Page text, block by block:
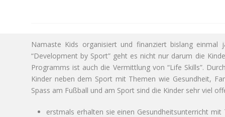
Namaste Kids organisiert und finanziert bislang
“Development by Sport” geht es nicht nur darum die
Programms ist auch die Vermittlung von “Life Skills”.
Kinder neben dem Sport mit Themen wie Gesundheit,
Spass am Fußball und am Sport sind die Kinder sehr viel
erstmals erhalten sie einen Gesundheitsunterricht